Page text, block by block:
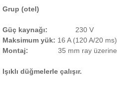
Grup (otel)
Güç kaynağı: 230 V
Maksimum yük: 16 A (120 A/20 ms)
Montaj:
35 mm ray üzerine
Işıklı düğmelerle çalışır.